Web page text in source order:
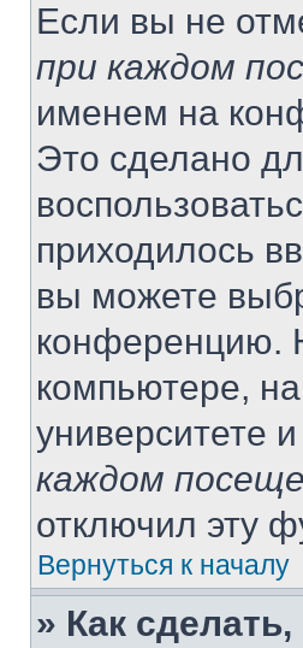
Если вы не
при каждом
именем на
Это сделано
приходилось
вы можете
конференцию.
компьютере,
университете
каждом
отключил эту
Вернуться к началу
» Как